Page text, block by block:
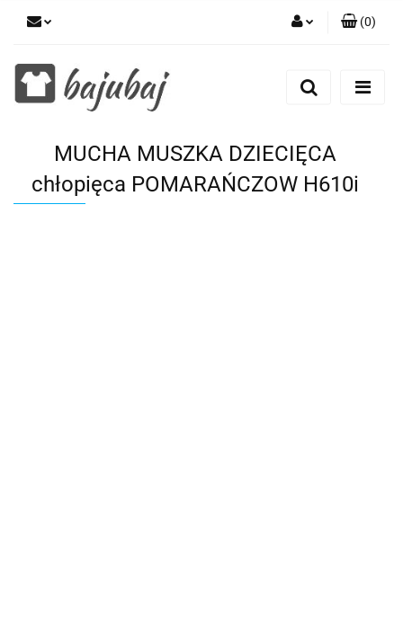
Zarejestruj się
Zgody cookies
(0)
MUCHA MUSZKA DZIECIĘCA
chłopięca POMARAŃCZOW H610i